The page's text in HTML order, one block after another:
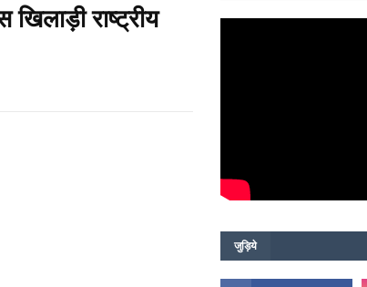
राष्ट्रीय
जुड़िये